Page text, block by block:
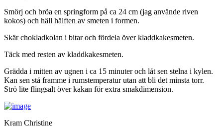
Smörj och bröa en springform på ca 24 cm (jag använde riven
kokos) och häll hälften av smeten i formen.
Skär chokladkolan i bitar och fördela över kladdkakesmeten.
Täck med resten av kladdkakesmeten.
Grädda i mitten av ugnen i ca 15 minuter och låt sen stelna i kylen.
Kan sen stå framme i rumstemperatur utan att bli det minsta torr.
Strö lite flingsalt över kakan för extra smakdimension.
Kram Christine